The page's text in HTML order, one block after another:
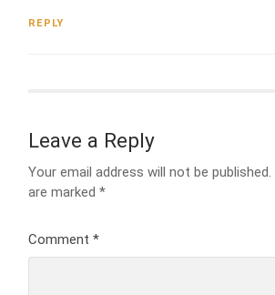
REPLY
Leave a Reply
Your email address will not be published.
are marked*
Comment*